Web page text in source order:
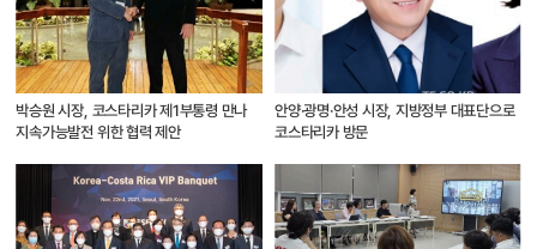
박승원 시장, 코스타리카 제1부통령 만나
지속가능발전 위한 협력 제안
안양·광명·안성 시장, 지방정부 대표단으로
코스타리카 방문